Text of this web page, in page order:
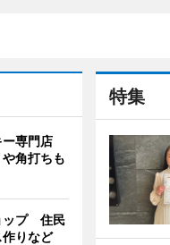
特集
専門店
角打ちも
ップ 住民
りなど